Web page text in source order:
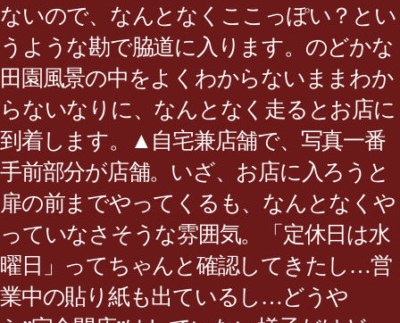
ないので、なんとなくここっぽい？とい
うような勘で脇道に入ります。のどかな
田園風景の中をよくわからないままわか
らないなりに、なんとなく走るとお店に
到着します。▲自宅兼店舗で、写真一番
手前部分が店舗。いざ、お店に入ろうと
扉の前までやってくるも、なんとなくや
っていなさそうな雰囲気。「定休日は水
曜日」ってちゃんと確認してきたし…営
業中の貼り紙も出ているし…どうや